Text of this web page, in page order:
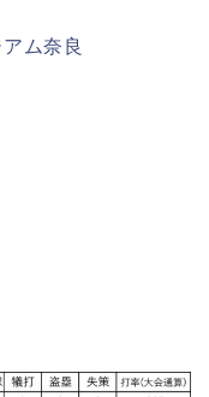
ム奈良